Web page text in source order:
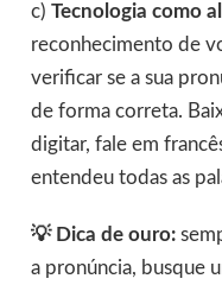
c) Tecnologia como
reconhecimento de
verificar se a sua
de forma correta.
digitar, fale em
entendeu todas as
💡 Dica de ouro:
a pronúncia, busque